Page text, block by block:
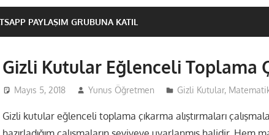
PAYLAŞIM GRUBUNA KATIL
Gizli Kutular Eğlenceli Toplama
Mayıs 5, 2018 Yunus Öğretmen Gizli Kutular,
Gizli kutular eğlenceli toplama çıkarma alıştırmaları